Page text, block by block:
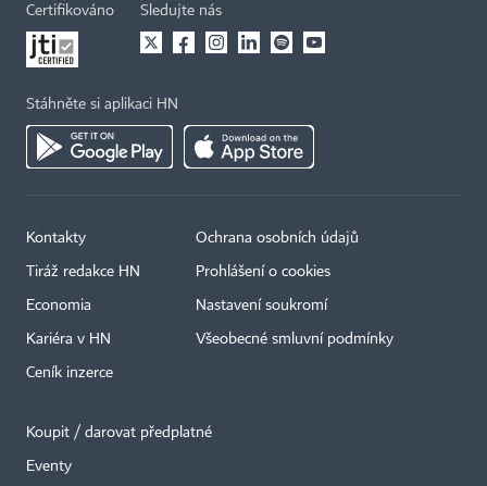
Certifikováno Sledujte nás
Stáhněte si aplikaci HN
Kontakty
Tiráž redakce HN
Economia
Kariéra v HN
Ceník inzerce
Ochrana osobních údajů
Prohlášení o cookies
Nastavení soukromí
Všeobecné smluvní podmínky
Koupit / darovat předplatné
Eventy